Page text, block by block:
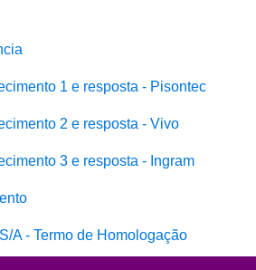
1 e resposta - Pisontec
2 e resposta - Vivo
3 e resposta - Ingram
A - Termo de Homologação